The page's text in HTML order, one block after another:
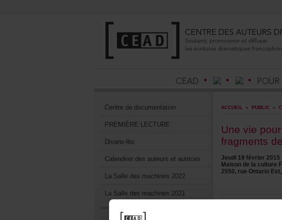
Centrededocumentation
PREMIÈRELECTURE
Divans-lits
Calendrierdesauteursetautrices
LaSalledesmachines2022
LaSalledesmachines2021
ACCUEIL » PUBLIC»
Jeudi19février2015